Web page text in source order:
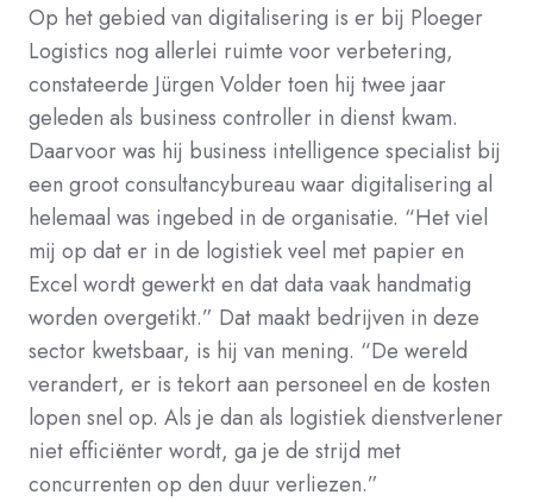
Op het gebied van digitalisering is er bij Ploeger
Logistics nog allerlei ruimte voor verbetering,
constateerde Jürgen Volder toen hij twee jaar
geleden als business controller in dienst kwam.
Daarvoor was hij business intelligence specialist bij
een groot consultancybureau waar digitalisering al
helemaal was ingebed in de organisatie. “Het viel
mij op dat er in de logistiek veel met papier en
Excel wordt gewerkt en dat data vaak handmatig
worden overgetikt.” Dat maakt bedrijven in deze
sector kwetsbaar, is hij van mening. “De wereld
verandert, er is tekort aan personeel en de kosten
lopen snel op. Als je dan als logistiek dienstverlener
niet efficiënter wordt, ga je de strijd met
concurrenten op den duur verliezen.”